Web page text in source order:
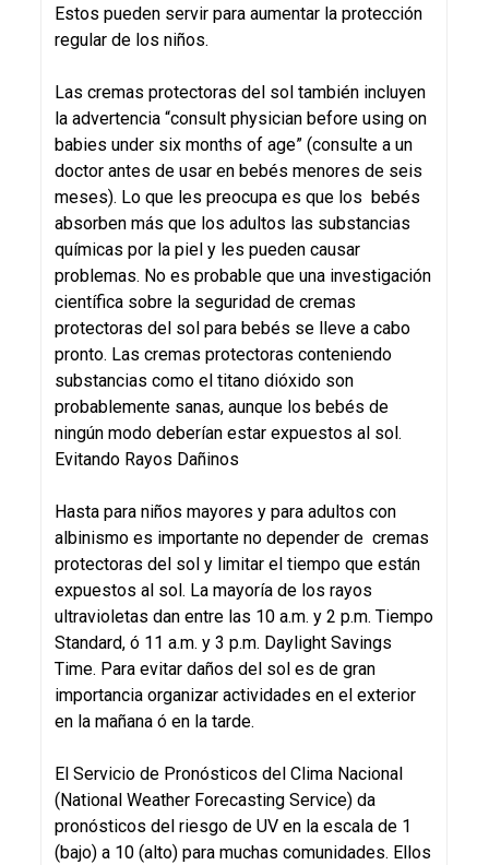
Estos pueden servir para aumentar la protección
regular de los niños.
Las cremas protectoras del sol también incluyen
la advertencia “consult physician before using on
babies under six months of age” (consulte a un
doctor antes de usar en bebés menores de seis
meses). Lo que les preocupa es que los bebés
absorben más que los adultos las substancias
químicas por la piel y les pueden causar
problemas. No es probable que una investigación
científica sobre la seguridad de cremas
protectoras del sol para bebés se lleve a cabo
pronto. Las cremas protectoras conteniendo
substancias como el titano dióxido son
probablemente sanas, aunque los bebés de
ningún modo deberían estar expuestos al sol.
Evitando Rayos Dañinos
Hasta para niños mayores y para adultos con
albinismo es importante no depender de cremas
protectoras del sol y limitar el tiempo que están
expuestos al sol. La mayoría de los rayos
ultravioletas dan entre las 10 a.m. y 2 p.m. Tiempo
Standard, ó 11 a.m. y 3 p.m. Daylight Savings
Time. Para evitar daños del sol es de gran
importancia organizar actividades en el exterior
en la mañana ó en la tarde.
El Servicio de Pronósticos del Clima Nacional
(National Weather Forecasting Service) da
pronósticos del riesgo de UV en la escala de 1
(bajo) a 10 (alto) para muchas comunidades. Ellos